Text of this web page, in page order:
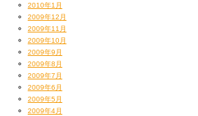
2010年1月
2009年12月
2009年11月
2009年10月
2009年9月
2009年8月
2009年7月
2009年6月
2009年5月
2009年4月